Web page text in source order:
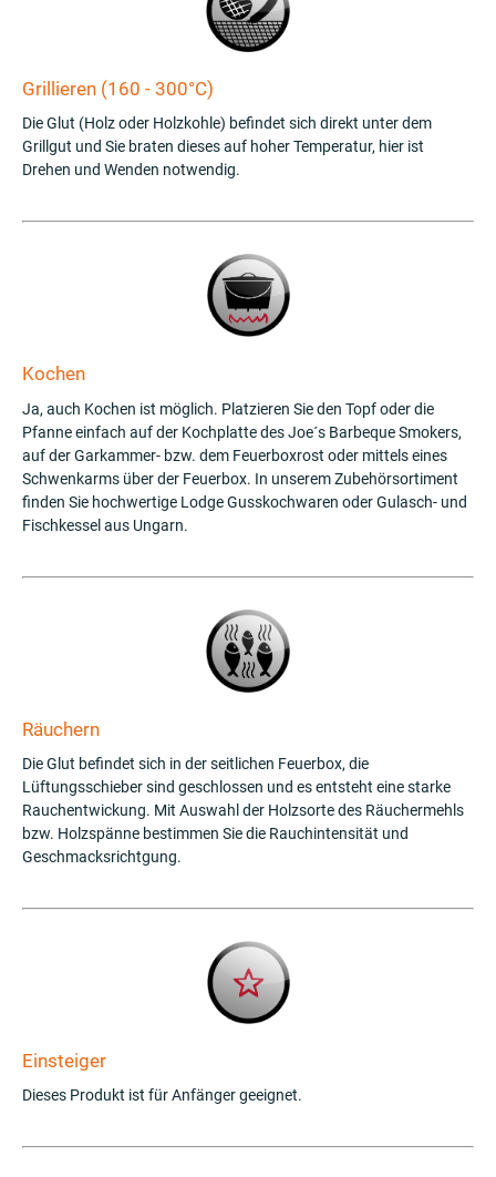
Grillieren (160 - 300°C)
Die Glut (Holz oder Holzkohle) befindet sich direkt unter dem
Grillgut und Sie braten dieses auf hoher Temperatur, hier ist
Drehen und Wenden notwendig.
Kochen
Ja, auch Kochen ist möglich. Platzieren Sie den Topf oder die
Pfanne einfach auf der Kochplatte des Joe´s Barbeque Smokers,
auf der Garkammer- bzw. dem Feuerboxrost oder mittels eines
Schwenkarms über der Feuerbox. In unserem Zubehörsortiment
finden Sie hochwertige Lodge Gusskochwaren oder Gulasch- und
Fischkessel aus Ungarn.
Räuchern
Die Glut befindet sich in der seitlichen Feuerbox, die
Lüftungsschieber sind geschlossen und es entsteht eine starke
Rauchentwickung. Mit Auswahl der Holzsorte des Räuchermehls
bzw. Holzspänne bestimmen Sie die Rauchintensität und
Geschmacksrichtgung.
Einsteiger
Dieses Produkt ist für Anfänger geeignet.